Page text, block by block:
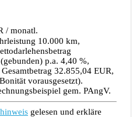
/ monatl.
10.000 km,
p.a. 4,40 %,
32.855,04 EUR,
vorausgesetzt).
gem. PAngV.
gelesen und erkläre